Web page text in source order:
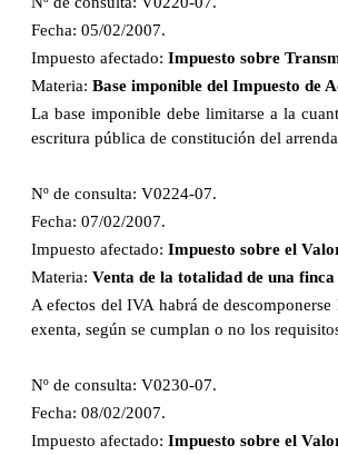
Fecha: 05/02/2007.
Impuesto afectado: Impuesto sobre
Materia: Base imponible del Impuesto de
La base imponible debe limitarse a la
escritura pública de constitución del
Nº de consulta: V0224-07.
Fecha: 07/02/2007.
Impuesto afectado: Impuesto sobre el
Materia: Venta de la totalidad de una
A efectos del IVA habrá de
exenta, según se cumplan o no los
Nº de consulta: V0230-07.
Fecha: 08/02/2007.
Impuesto afectado: Impuesto sobre el